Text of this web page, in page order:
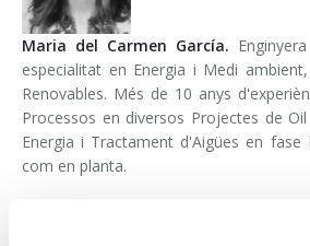
Maria del Carmen García.
especialitat en Energia i Medi
Renovables. Més de 10 anys
Processos en diversos Projectes de
Energia i Tractament d'Aigües en fase
com en planta.